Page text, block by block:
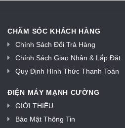
CHĂM SÓC KHÁCH HÀNG
Chính Sách Đổi Trả Hàng
Chính Sách Giao Nhận & Lắp Đặt
Quy Định Hình Thức Thanh Toán
ĐIỆN MÁY MẠNH CƯỜNG
GIỚI THIỆU
Bảo Mật Thông Tin